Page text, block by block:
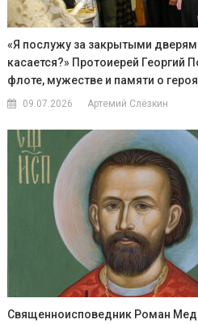
«Я послужу за закрытыми
касается?» Протоиерей
флоте, мужестве и памяти о
09.07.2026 Артемий Слёзкин
Священноисповедник Роман